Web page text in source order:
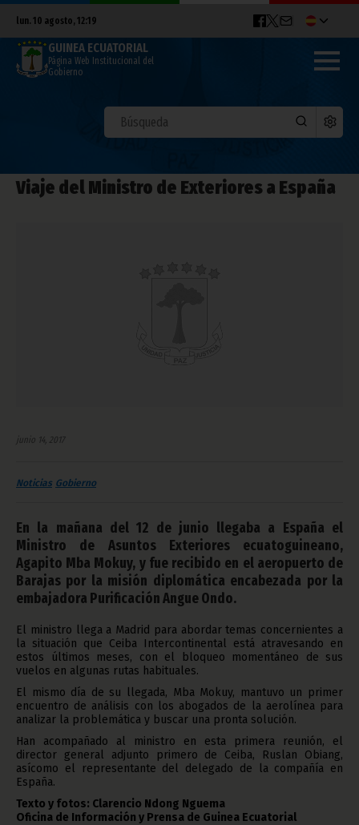
lun. 10 agosto, 12:19
GUINEA ECUATORIAL
Página Web Institucional del
Gobierno
Viaje del Ministro de Exteriores a España
junio 14, 2017
Noticias Gobierno
En la mañana del 12 de junio llegaba a España el
Ministro de Asuntos Exteriores ecuatoguineano,
Agapito Mba Mokuy, y fue recibido en el aeropuerto de
Barajas por la misión diplomática encabezada por la
embajadora Purificación Angue Ondo.
El ministro llega a Madrid para abordar temas concernientes a
la situación que Ceiba Intercontinental está atravesando en
estos últimos meses, con el bloqueo momentáneo de sus
vuelos en algunas rutas habituales.
El mismo día de su llegada, Mba Mokuy, mantuvo un primer
encuentro de análisis con los abogados de la aerolínea para
analizar la problemática y buscar una pronta solución.
Han acompañado al ministro en esta primera reunión, el
director general adjunto primero de Ceiba, Ruslan Obiang,
asícomo el representante del delegado de la compañía en
España.
Texto y fotos: Clarencio Ndong Nguema
Oficina de Información y Prensa de Guinea Ecuatorial